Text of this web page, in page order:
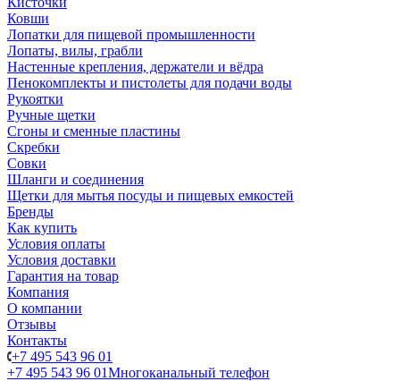
Ковши
Лопатки для пищевой промышленности
Лопаты, вилы, грабли
Настенные крепления, держатели и вёдра
Пенокомплекты и пистолеты для подачи воды
Рукоятки
Ручные щетки
Сгоны и сменные пластины
Скребки
Совки
Шланги и соединения
Щетки для мытья посуды и пищевых емкостей
Бренды
Как купить
Условия оплаты
Условия доставки
Гарантия на товар
Компания
О компании
Отзывы
Контакты
+7 495 543 96 01
+7 495 543 96 01Многоканальный телефон